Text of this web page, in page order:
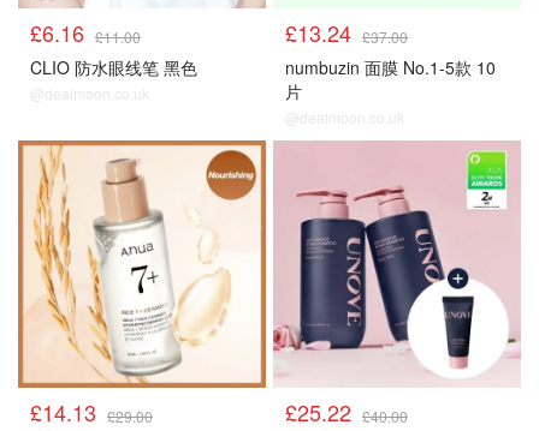
£6.16 £11.00
CLIO 防水眼线笔 黑色
@dealmoon.co.uk
£13.24 £37.00
numbuzin 面膜 No.1-5款 10
片
@dealmoon.co.uk
£14.13 £29.00 £25.22 £40.00